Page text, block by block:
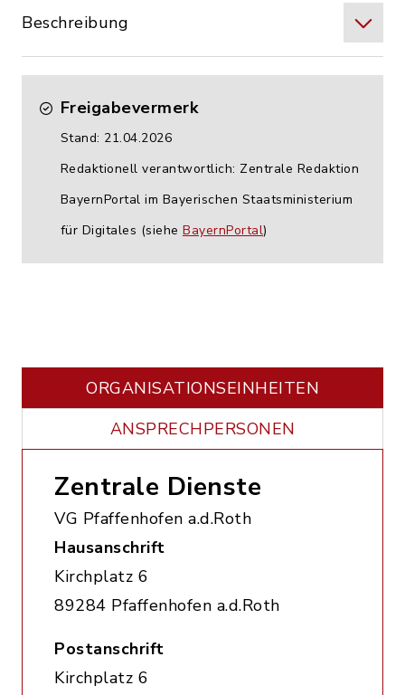
Beschreibung
Freigabevermerk
Stand: 21.04.2026
Redaktionell verantwortlich: Zentrale Redaktion
BayernPortal im Bayerischen Staatsministerium
für Digitales (siehe BayernPortal)
ORGANISATIONS­EINHEITEN
ANSPRECHPERSONEN
Zentrale Dienste
VG Pfaffenhofen a.d.Roth
Hausanschrift
Kirchplatz 6
89284 Pfaffenhofen a.d.Roth
Postanschrift
Kirchplatz 6